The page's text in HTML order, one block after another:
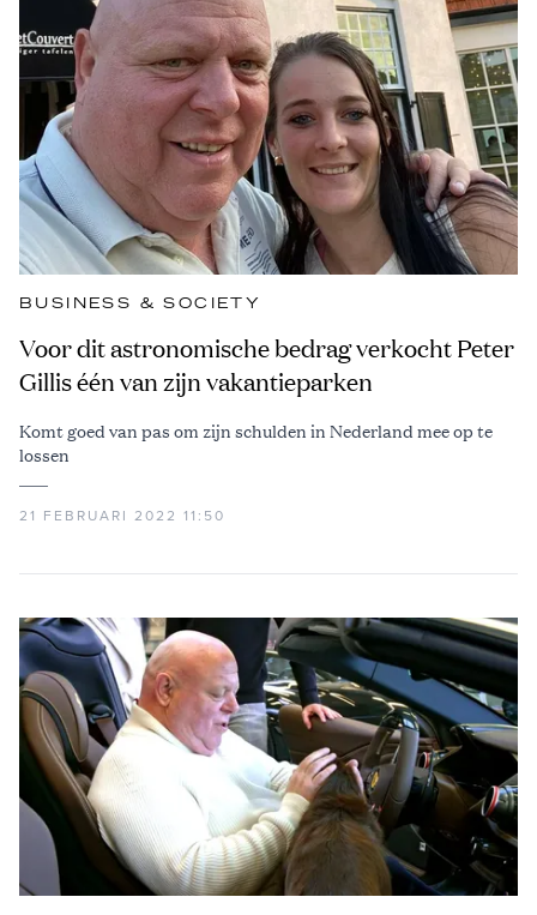
BUSINESS & SOCIETY
Voor dit astronomische bedrag verkocht Peter
Gillis één van zijn vakantieparken
Komt goed van pas om zijn schulden in Nederland mee op te
lossen
21 FEBRUARI 2022 11:50